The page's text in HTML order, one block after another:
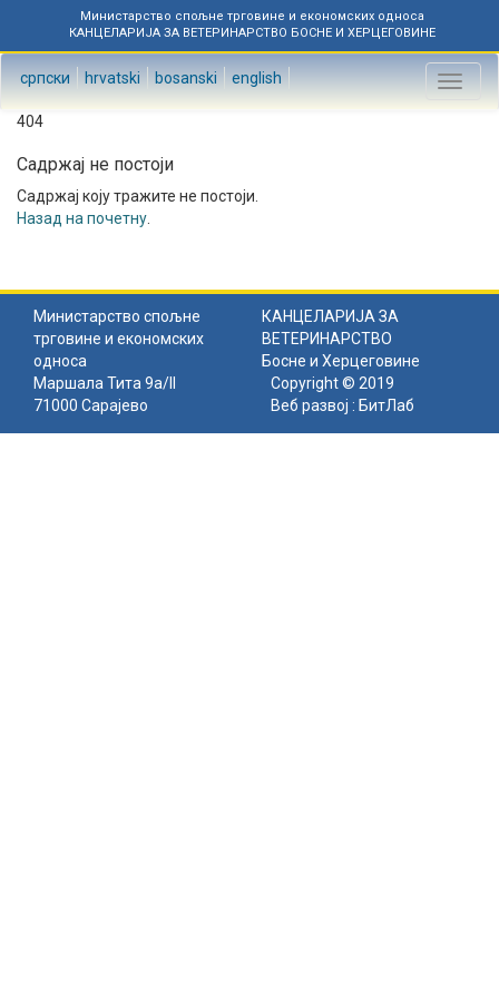
Министарство спољне трговине и економских односа
КАНЦЕЛАРИЈА ЗА ВЕТЕРИНАРСТВО БОСНЕ И ХЕРЦЕГОВИНЕ
српски hrvatski bosanski english
Toggle
404
Садржај не постоји
Садржај коју тражите не постоји.
Назад на почетну
Министарство спољне
трговине и економских
односа
КАНЦЕЛАРИЈА ЗА
ВЕТЕРИНАРСТВО
Босне и Херцеговине
Маршала Тита 9а/II
71000 Сарајево
Copyright © 2019
Веб развој : БитЛаб